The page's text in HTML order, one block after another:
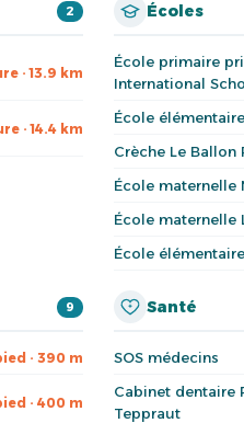
2
· 13.9 km
· 14.4 km
Écoles
École primaire
International
École
Crèche Le Ballon
École maternelle
École maternelle
École
9
· 390 m
· 400 m
Santé
SOS médecins
Cabinet dentaire
Teppraut